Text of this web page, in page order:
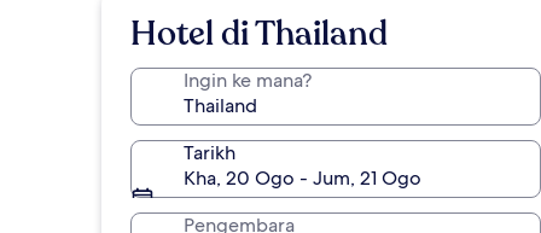
Hotel di Thailand
Ingin ke mana?
Tarikh
Kha, 20 Ogo - Jum, 21 Ogo
Pengembara